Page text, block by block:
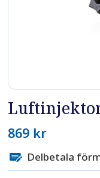
869 kr
Delbetala